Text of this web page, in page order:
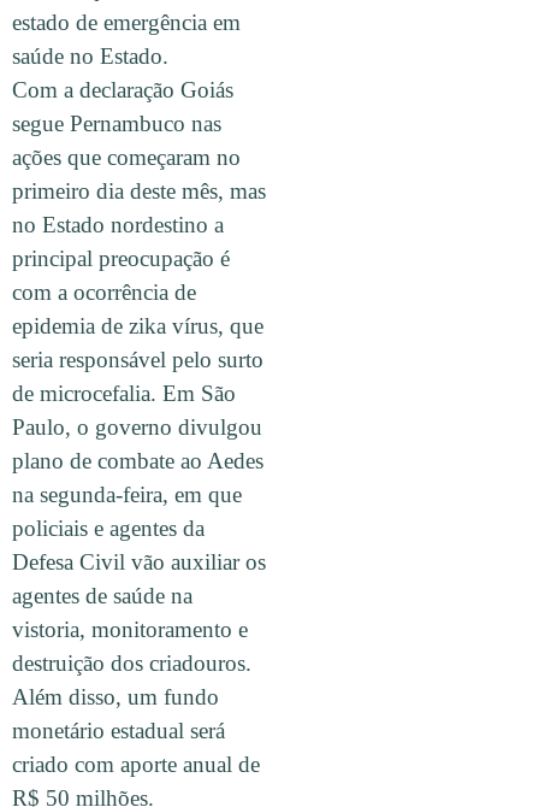
estado de emergência em
saúde no Estado.
Com a declaração Goiás
segue Pernambuco nas
ações que começaram no
primeiro dia deste mês, mas
no Estado nordestino a
principal preocupação é
com a ocorrência de
epidemia de zika vírus, que
seria responsável pelo surto
de microcefalia. Em São
Paulo, o governo divulgou
plano de combate ao Aedes
na segunda-feira, em que
policiais e agentes da
Defesa Civil vão auxiliar os
agentes de saúde na
vistoria, monitoramento e
destruição dos criadouros.
Além disso, um fundo
monetário estadual será
criado com aporte anual de
R$ 50 milhões.